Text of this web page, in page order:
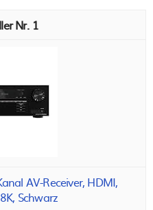
1
AV-Receiver, HDMI,
Schwarz